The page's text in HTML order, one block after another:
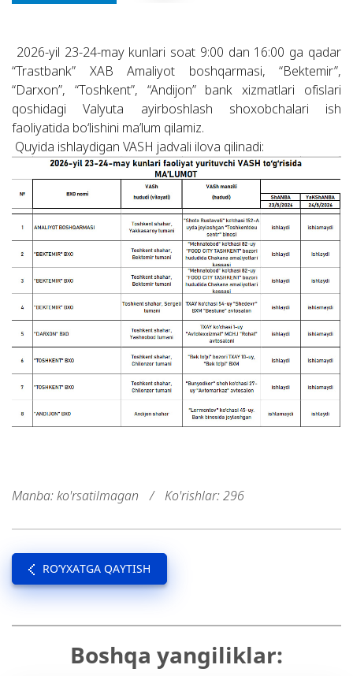
2026-yil 23-24-may kunlari soat 9:00 dan 16:00 ga qadar
“Trastbank” XAB Amaliyot boshqarmasi, “Bektemir”,
“Darxon”, “Toshkent”, “Andijon” bank xizmatlari ofislari
qoshidagi Valyuta ayirboshlash shoxobchalari ish
faoliyatida bo‘lishini ma’lum qilamiz.
Quyida ishlaydigan VASH jadvali ilova qilinadi:
Manba: ko'rsatilmagan / Ko'rishlar: 296
RO’YXATGA QAYTISH
Boshqa yangiliklar: